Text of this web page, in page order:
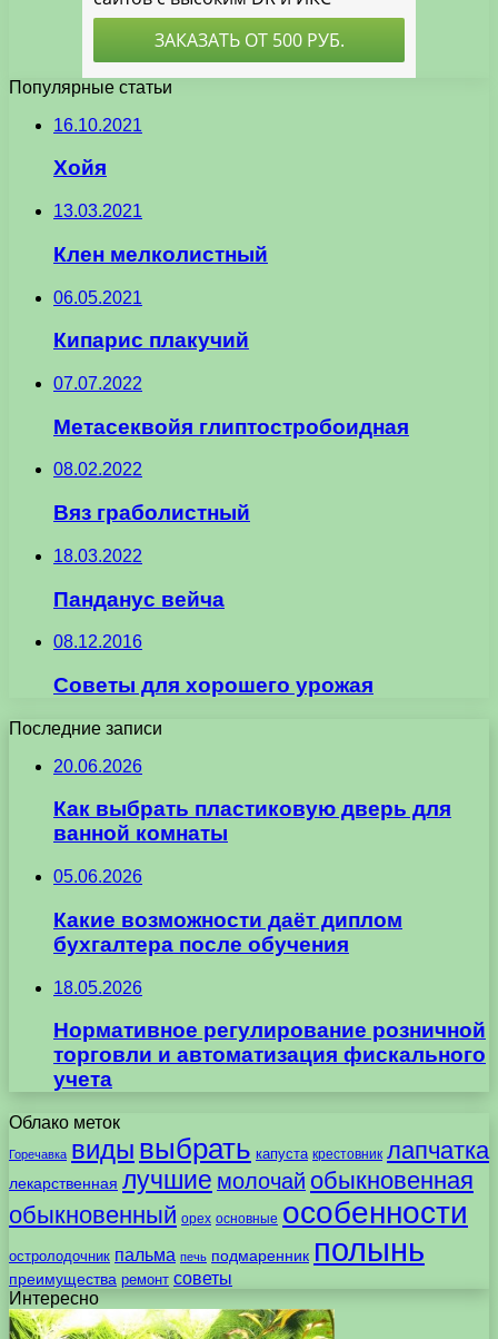
Популярные статьи
16.10.2021
Хойя
13.03.2021
Клен мелколистный
06.05.2021
Кипарис плакучий
07.07.2022
Метасеквойя глиптостробоидная
08.02.2022
Вяз граболистный
18.03.2022
Панданус вейча
08.12.2016
Советы для хорошего урожая
Последние записи
20.06.2026
Как выбрать пластиковую дверь для
ванной комнаты
05.06.2026
Какие возможности даёт диплом
бухгалтера после обучения
18.05.2026
Нормативное регулирование розничной
торговли и автоматизация фискального
учета
Облако меток
Горечавка виды выбрать капуста крестовник лапчатка
лекарственная лучшие молочай обыкновенная
обыкновенный орех основные особенности
остролодочник пальма печь подмаренник полынь
преимущества ремонт советы
Интересно